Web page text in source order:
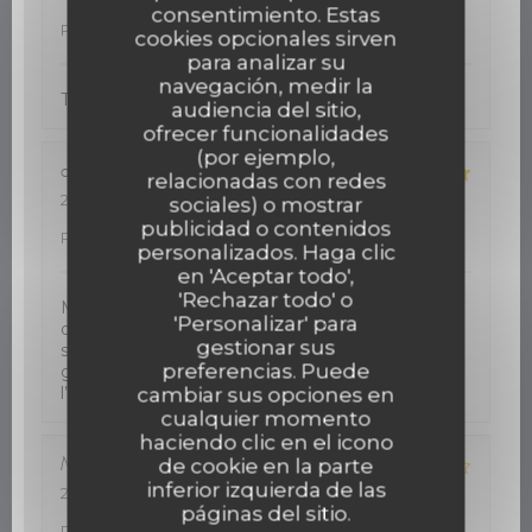
consentimiento. Estas
cookies opcionales sirven
para analizar su
navegación, medir la
audiencia del sitio,
ofrecer funcionalidades
(por ejemplo,
relacionadas con redes
sociales) o mostrar
publicidad o contenidos
personalizados. Haga clic
en 'Aceptar todo',
'Rechazar todo' o
'Personalizar' para
gestionar sus
preferencias. Puede
cambiar sus opciones en
cualquier momento
haciendo clic en el icono
de cookie en la parte
inferior izquierda de las
páginas del sitio.
/5 Ambiente:5/5 Menú:5/5 Calidad /
Precio
Très bon accueil. Cuisine de qualité
dawn
2026-08-05
- 12:30 - Invitados 2
Ambiente: 5/5 Menú: 5/5
Precio
/5
Mon restaurant favori à St Hilaire. On vient ici
depuis plusieurs ans, et jamais déçu. Calme , et la
service et excellent. La cuisine est toujours
goutteuse . Service avec un sourire. Merci à
l’équipe !
Marie et Jürg T
2026-08-04- 19:00 - Invitados 2
Ambiente:5/5 Menú: